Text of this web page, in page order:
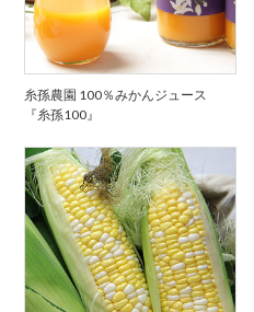
糸孫農園 100％みかんジュース
『糸孫100』